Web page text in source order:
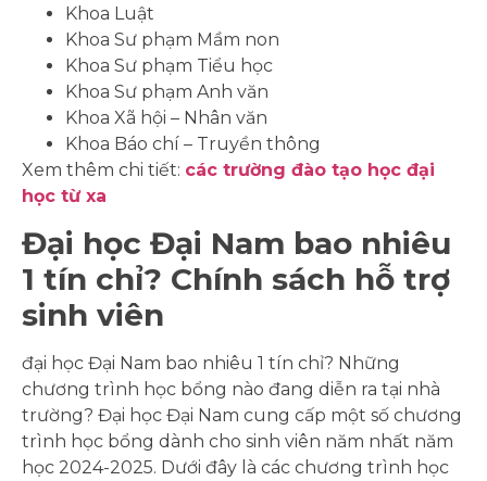
Khoa Luật
Khoa Sư phạm Mầm non
Khoa Sư phạm Tiểu học
Khoa Sư phạm Anh văn
Khoa Xã hội – Nhân văn
Khoa Báo chí – Truyền thông
Xem thêm chi tiết: các trường đào tạo học đại
học từ xa
Đại học Đại Nam bao nhiêu
1 tín chỉ? Chính sách hỗ trợ
sinh viên
đại học Đại Nam bao nhiêu 1 tín chỉ? Những
chương trình học bổng nào đang diễn ra tại nhà
trường? Đại học Đại Nam cung cấp một số chương
trình học bổng dành cho sinh viên năm nhất năm
học 2024-2025. Dưới đây là các chương trình học